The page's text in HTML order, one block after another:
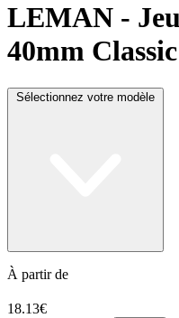
LEMAN -
40mm Classic
Sélectionnez votre modèle
À partir de
18.13€